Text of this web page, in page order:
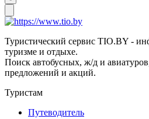
Туристический сервис TIO.BY -
туризме и отдыхе.
Поиск автобусных, ж/д и
предложений и акций.
Туристам
Путеводитель